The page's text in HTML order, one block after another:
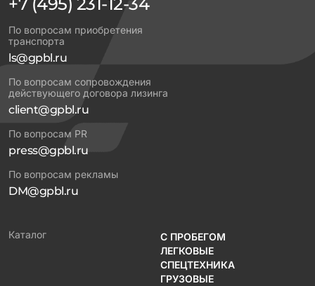
По вопросам приобретения
транспорта
ls@gpbl.ru
По вопросам сопровождения
действующего договора лизинга
client@gpbl.ru
По вопросам PR
press@gpbl.ru
По вопросам рекламы
DM@gpbl.ru
Каталог
С ПРОБЕГОМ
ЛЕГКОВЫЕ
СПЕЦТЕХНИКА
ГРУЗОВЫЕ